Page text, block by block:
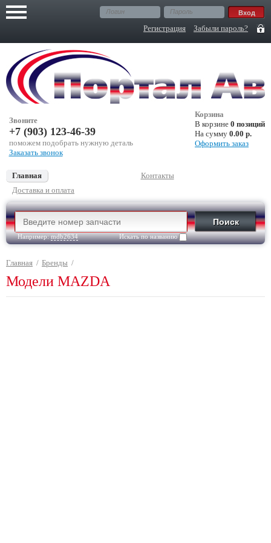
Регистрация Забыли пароль?
Корзина
В корзине 0 позиций
На сумму 0.00 р.
Оформить заказ
Звоните
+7 (903) 123-46-39
поможем подобрать нужную деталь
Заказать звонок
Главная
Контакты
Доставка и оплата
Например:mdb2634 Искать по названию
Главная / Бренды /
Модели MAZDA